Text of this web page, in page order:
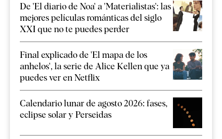
De 'El diario de Noa' a 'Materialistas': las
mejores películas románticas del siglo
XXI que no te puedes perder
Final explicado de 'El mapa de los
anhelos', la serie de Alice Kellen que ya
puedes ver en Netflix
Calendario lunar de agosto 2026: fases,
eclipse solar y Perseidas